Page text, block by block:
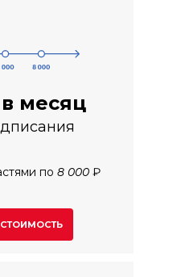
СТОИМОСТЬ
по 8 000 ₽
месяц